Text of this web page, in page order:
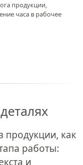
продукции,
часа в рабочее
продукции, как
работы:
и